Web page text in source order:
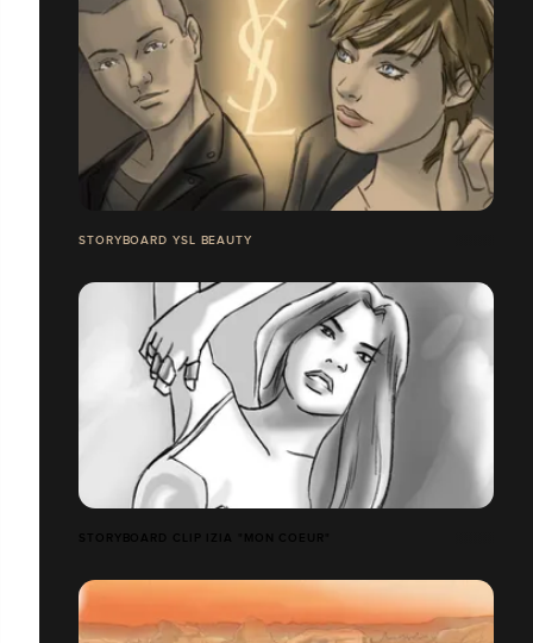
STORYBOARD YSL BEAUTY
STORYBOARD CLIP IZIA "MON COEUR"